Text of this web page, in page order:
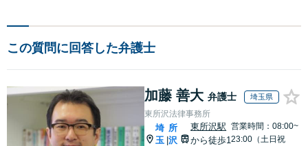
この質問に回答した弁護士
加藤 善大 弁護士 埼玉県
東所沢法律事務所
埼
玉 |
所
沢
東所沢駅
から徒歩1
営業時間：08:00~
23:00（土日祝